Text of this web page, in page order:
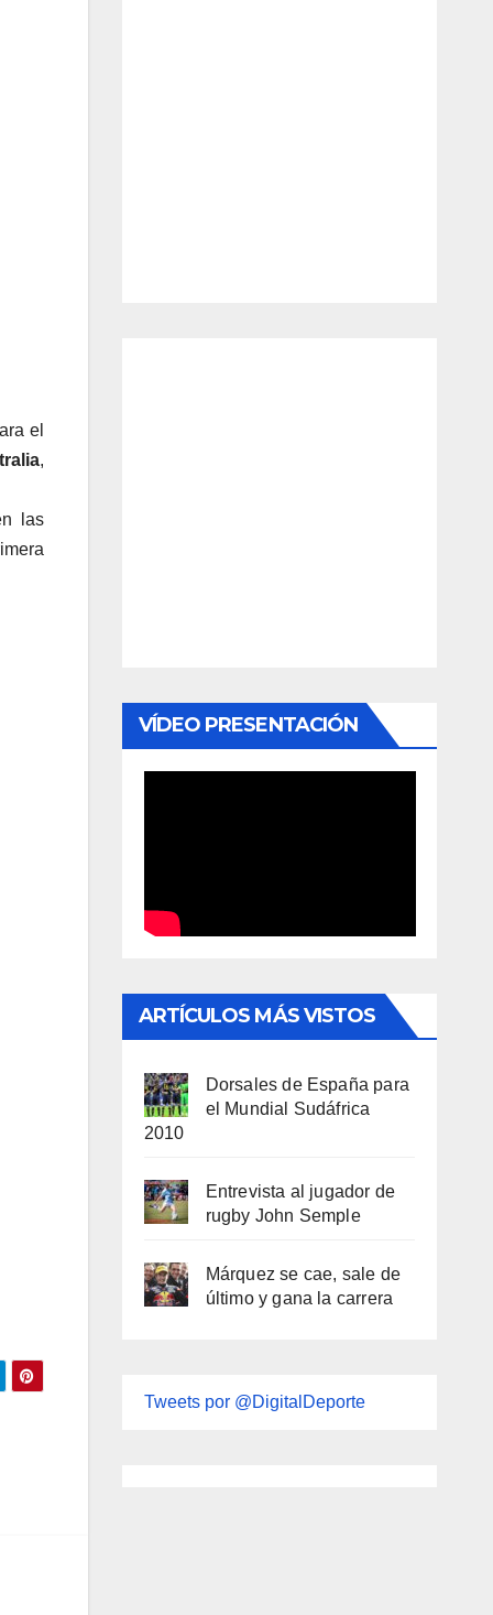
el
,
las
VÍDEO PRESENTACIÓN
ARTÍCULOS MÁS VISTOS
Dorsales de España para
el Mundial Sudáfrica
2010
Entrevista al jugador de
rugby John Semple
Márquez se cae, sale de
último y gana la carrera
Tweets por @DigitalDeporte